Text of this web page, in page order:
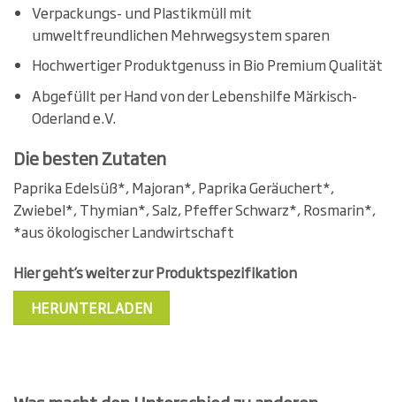
Verpackungs- und Plastikmüll mit
umweltfreundlichen Mehrwegsystem sparen
Hochwertiger Produktgenuss in Bio Premium Qualität
Abgefüllt per Hand von der Lebenshilfe Märkisch-
Oderland e.V.
Die besten Zutaten
Paprika Edelsüß*, Majoran*, Paprika Geräuchert*,
Zwiebel*, Thymian*, Salz, Pfeffer Schwarz*, Rosmarin*,
*aus ökologischer Landwirtschaft
Hier geht’s weiter zur Produktspezifikation
HERUNTERLADEN